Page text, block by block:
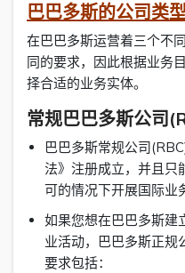
巴巴多斯的公司类
在巴巴多斯运营着三个不
同的要求，因此根据业务
择合适的业务实体。
常规巴巴多斯公司
巴巴多斯常规公司
法》注册成立，并且只
可的情况下开展国际业
如果您想在巴巴多斯建
业活动，巴巴多斯正规
要求包括：